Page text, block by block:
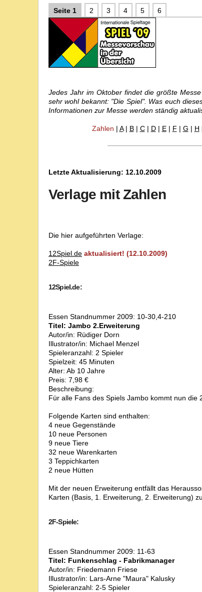
Seite 1 2 3 4 5 6
Jedes Jahr im Oktober findet die größte
sehr wohl bekannt: "Die Spiel". Was euch
Informationen zur Messe werden ständig
Zahlen | A| B| C| D| E| F | G | H
Letzte Aktualisierung: 12.10.2009
Verlage mit Zahlen
Die hier aufgeführten Verlage:
12Spiel.de aktualisiert! (12.10.2009)
2F-Spiele
12Spiel.de:
Essen Standnummer 2009: 10-30,4-210
Titel: Jambo 2.Erweiterung
Autor/in: Rüdiger Dorn
Illustrator/in: Michael Menzel
Spieleranzahl: 2 Spieler
Spielzeit: 45 Minuten
Alter: Ab 10 Jahre
Preis: 7,98 €
Beschreibung:
Für alle Fans des Spiels Jambo kommt nun die
Folgende Karten sind enthalten:
4 neue Gegenstände
10 neue Personen
9 neue Tiere
32 neue Warenkarten
3 Teppichkarten
2 neue Hütten
Mit der neuen Erweiterung entfällt das
Karten (Basis, 1. Erweiterung, 2. Erweiterung)
2F-Spiele:
Essen Standnummer 2009: 11-63
Titel: Funkenschlag - Fabrikmanager
Autor/in: Friedemann Friese
Illustrator/in: Lars-Arne "Maura" Kalusky
Spieleranzahl: 2-5 Spieler